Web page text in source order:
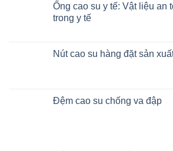
Ống cao su y tế: Vật liệu an
trong y tế
Nút cao su hàng đặt sản
Đệm cao su chống va đập